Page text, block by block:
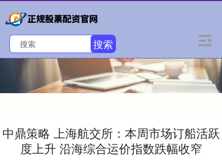
搜索
中鼎策略 上海航交所：本周市场订船活跃
度上升 沿海综合运价指数跌幅收窄